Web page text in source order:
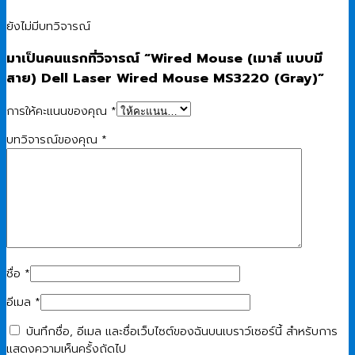
ยังไม่มีบทวิจารณ์
มาเป็นคนแรกที่วิจารณ์ “Wired Mouse (เมาส์ แบบมี
สาย) Dell Laser Wired Mouse MS3220 (Gray)”
การให้คะแนนของคุณ *
บทวิจารณ์ของคุณ *
ชื่อ *
อีเมล *
บันทึกชื่อ, อีเมล และชื่อเว็บไซต์ของฉันบนเบราว์เซอร์นี้ สำหรับการ
แสดงความเห็นครั้งถัดไป